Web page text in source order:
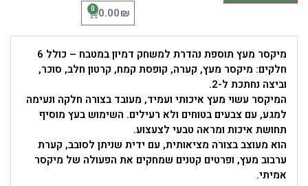
0.00₪
0
מיקסר מעץ תוספת נהדרת למשחק דמיון במטבח – כולל 6
חלקים: מיקסר מעץ, קערה, קופסת קמח, קרטון חלב, סוכר,
וביצה נחתכת ל-2.
המיקסר עשוי מעץ איכותי ועמיד, מעובד בצורה חלקה ונעימה
למגע, עם צבעים בטוחים ולא רעילים. השימוש בעץ מוסיף
תחושת איכות ומראה טבעי לצעצוע.
הוא מעוצב בצורה מציאותית, עם ידית שניתן לסובב, קערת
ערבוב מעץ, ופרטים קטנים שמחקים את הפעולה של מיקסר
אמיתי.